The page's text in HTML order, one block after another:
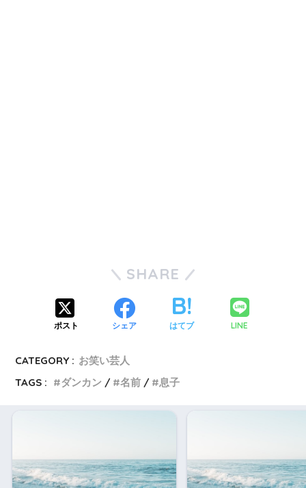
SHARE
ポスト シェア はてブ LINE
CATEGORY : お笑い芸人
TAGS :
ダンカン 名前 息子